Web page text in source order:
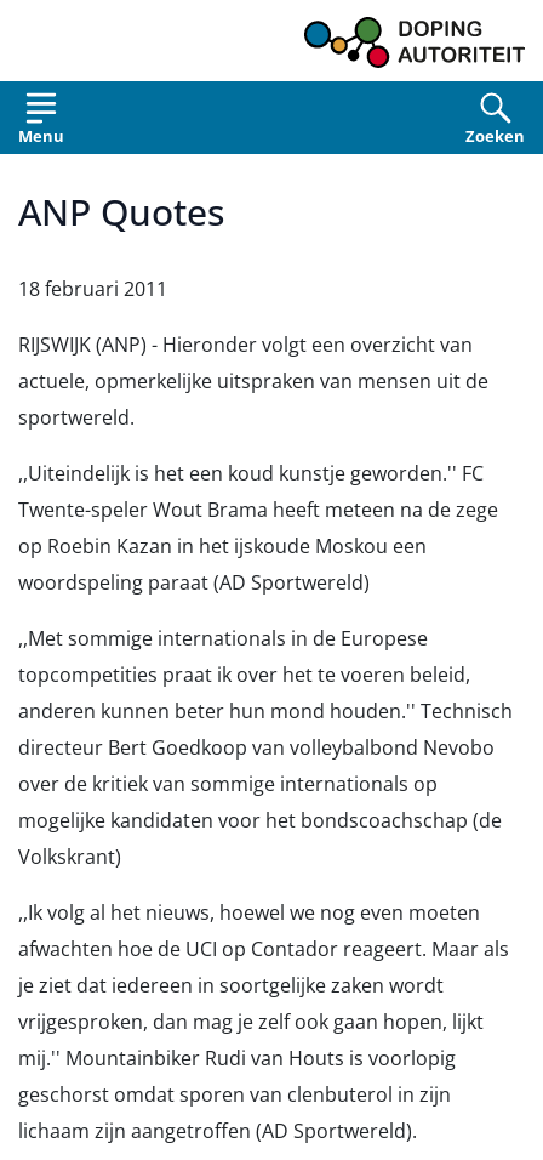
Menu Zoeken
ANP Quotes
18 februari 2011
RIJSWIJK (ANP) - Hieronder volgt een overzicht van
actuele, opmerkelijke uitspraken van mensen uit de
sportwereld.
,,Uiteindelijk is het een koud kunstje geworden.'' FC
Twente-speler Wout Brama heeft meteen na de zege
op Roebin Kazan in het ijskoude Moskou een
woordspeling paraat (AD Sportwereld)
,,Met sommige internationals in de Europese
topcompetities praat ik over het te voeren beleid,
anderen kunnen beter hun mond houden.'' Technisch
directeur Bert Goedkoop van volleybalbond Nevobo
over de kritiek van sommige internationals op
mogelijke kandidaten voor het bondscoachschap (de
Volkskrant)
,,Ik volg al het nieuws, hoewel we nog even moeten
afwachten hoe de UCI op Contador reageert. Maar als
je ziet dat iedereen in soortgelijke zaken wordt
vrijgesproken, dan mag je zelf ook gaan hopen, lijkt
mij.'' Mountainbiker Rudi van Houts is voorlopig
geschorst omdat sporen van clenbuterol in zijn
lichaam zijn aangetroffen (AD Sportwereld).